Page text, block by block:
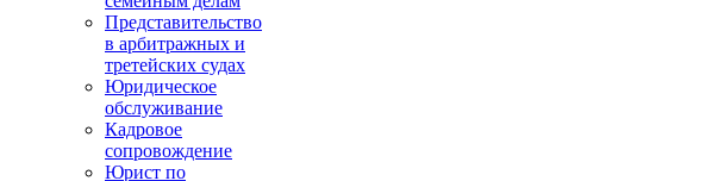
Представительство
в арбитражных и
третейских судах
Юридическое
обслуживание
Кадровое
сопровождение
Юрист по